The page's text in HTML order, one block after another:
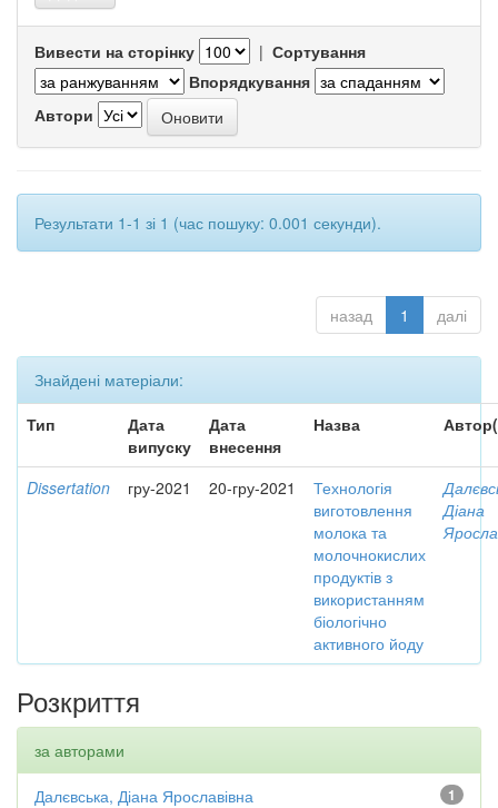
Вивести на сторінку | Сортування
Впорядкування
Автори
Результати 1-1 зі 1 (час пошуку: 0.001 секунди).
назад 1 далі
Знайдені матеріали:
Тип
Дата
випуску
Дата
внесення
Назва
Dissertation гру-2021 20-гру-2021
Технологія
виготовлення
молока та
молочнокислих
продуктів з
використанням
біологічно
активного йоду
Діана
Розкриття
за авторами
1
Далєвська, Діана Ярославівна